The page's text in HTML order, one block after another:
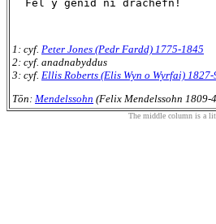
1: cyf. Peter Jones (Pedr Fardd) 1775-1845
2: cyf. anadnabyddus
3: cyf. Ellis Roberts (Elis Wyn o Wyrfai) 1827-
Tōn: Mendelssohn (Felix Mendelssohn 1809-
The middle column is a